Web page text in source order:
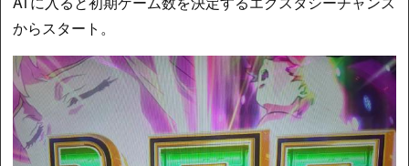
からスタート。